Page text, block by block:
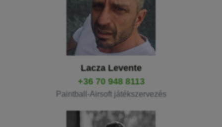
Lacza Levente
+36 70 948 8113
Paintball-Airsoft játékszervezés